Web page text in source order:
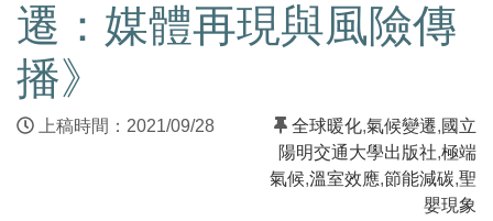
遷：媒體再現與風險傳
播》
上稿時間：2021/09/28 全球暖化,氣候變遷,國立
陽明交通大學出版社,極端
氣候,溫室效應,節能減碳,聖
嬰現象